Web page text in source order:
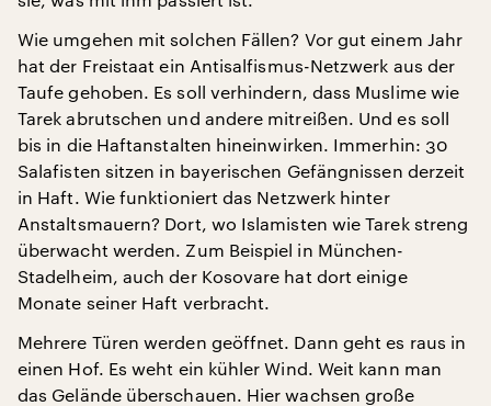
Wie umgehen mit solchen Fällen? Vor gut einem Jahr
hat der Freistaat ein Antisalfismus-Netzwerk aus der
Taufe gehoben. Es soll verhindern, dass Muslime wie
Tarek abrutschen und andere mitreißen. Und es soll
bis in die Haftanstalten hineinwirken. Immerhin: 30
Salafisten sitzen in bayerischen Gefängnissen derzeit
in Haft. Wie funktioniert das Netzwerk hinter
Anstaltsmauern? Dort, wo Islamisten wie Tarek streng
überwacht werden. Zum Beispiel in München-
Stadelheim, auch der Kosovare hat dort einige
Monate seiner Haft verbracht.
Mehrere Türen werden geöffnet. Dann geht es raus in
einen Hof. Es weht ein kühler Wind. Weit kann man
das Gelände überschauen. Hier wachsen große